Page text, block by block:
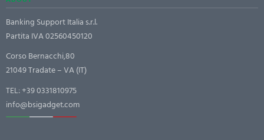
Banking Support Italia s.r.l.
Partita IVA 02560450120
Corso Bernacchi,80
21049 Tradate – VA (IT)
TEL:+39 0331810975
info@bsigadget.com